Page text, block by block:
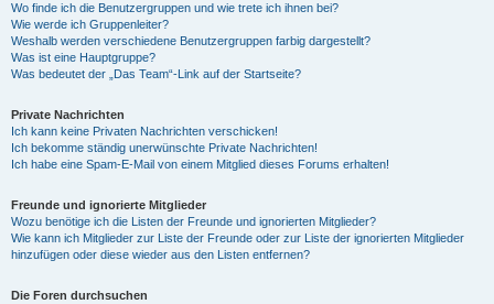
Wo finde ich die Benutzergruppen und wie trete ich ihnen bei?
Wie werde ich Gruppenleiter?
Weshalb werden verschiedene Benutzergruppen farbig dargestellt?
Was ist eine Hauptgruppe?
Was bedeutet der „Das Team“-Link auf der Startseite?
Private Nachrichten
Ich kann keine Privaten Nachrichten verschicken!
Ich bekomme ständig unerwünschte Private Nachrichten!
Ich habe eine Spam-E-Mail von einem Mitglied dieses Forums erhalten!
Freunde und ignorierte Mitglieder
Wozu benötige ich die Listen der Freunde und ignorierten Mitglieder?
Wie kann ich Mitglieder zur Liste der Freunde oder zur Liste der ignorierten Mitglieder
hinzufügen oder diese wieder aus den Listen entfernen?
Die Foren durchsuchen